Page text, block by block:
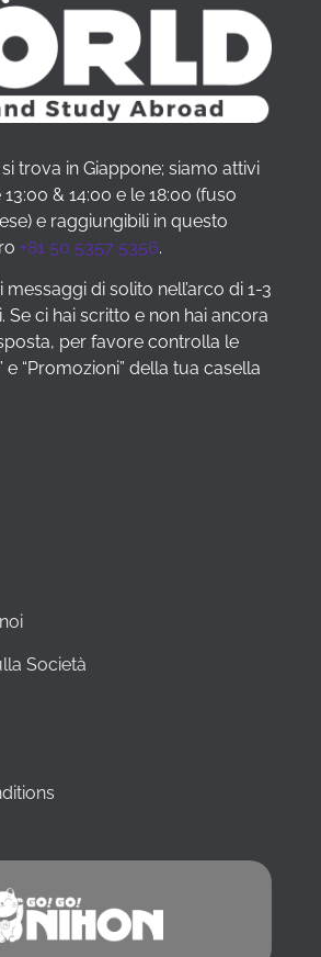
trova in Giappone; siamo attivi
& 14:00 e le 18:00 (fuso
e raggiungibili in questo
+81 50 5357 5356.
messaggi di solito nell’arco di 1-3
Se ci hai scritto e non hai ancora
per favore controlla le
e “Promozioni” della tua casella
Società